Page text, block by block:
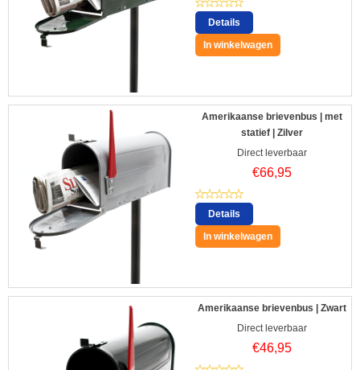
Details
In winkelwagen
Amerikaanse brievenbus | met
statief | Zilver
Direct leverbaar
€66,95
Details
In winkelwagen
Amerikaanse brievenbus | Zwart
Direct leverbaar
€46,95